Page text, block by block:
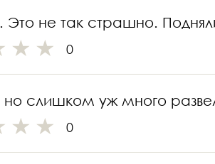
Это не так страшно.
0
слишком уж много
0